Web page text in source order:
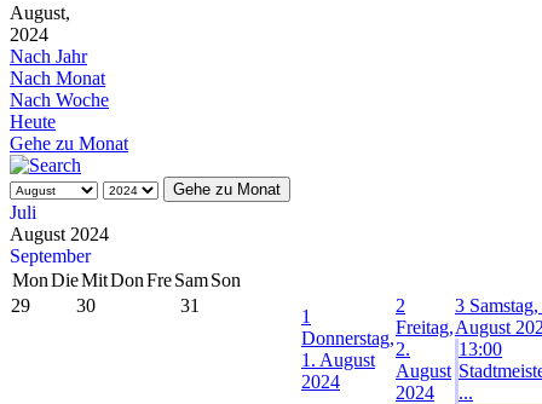
August,
2024
Nach Jahr
Nach Monat
Nach Woche
Heute
Gehe zu Monat
Gehe zu Monat
Juli
August 2024
September
MonDieMitDonFreSamSon
29
30 31
1
Donnerstag,
1. August
2024
2
Freitag,
2.
August
2024
3
August
13:00
...